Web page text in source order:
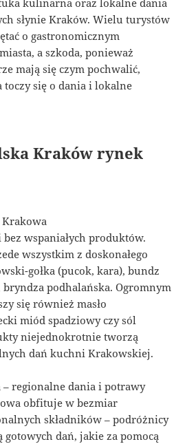
słynie Kraków. Wielu turystów
o gastronomicznym
a szkoda, ponieważ
mają się czym pochwalić,
toczy się o dania i lokalne
Kraków rynek
wspaniałych produktów.
wszystkim z doskonałego
gołka (pucok, kara), bundz
bryndza podhalańska. Ogromnym
się również masło
miód spadziowy czy sól
niejednokrotnie tworzą
dań kuchni Krakowskiej.
regionalne dania i potrawy
obfituje w bezmiar
składników – podróżnicy
dań, jakie za pomocą